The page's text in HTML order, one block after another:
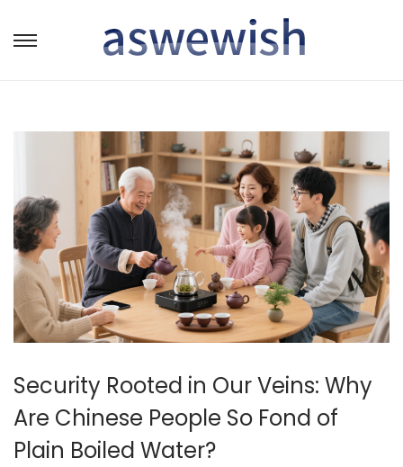
转
航
跳
容
Security Rooted in Our Veins: Why
Are Chinese People So Fond of
Plain Boiled Water?